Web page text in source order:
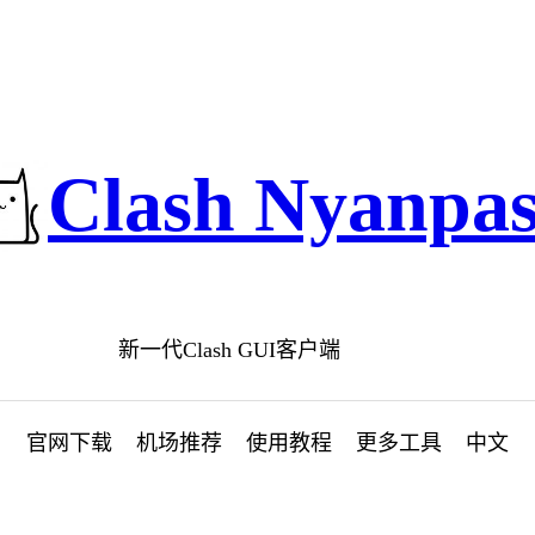
Clash
新一代Clash GUI客户端
官网下载 机场推荐 使用教程 更多工具 中文